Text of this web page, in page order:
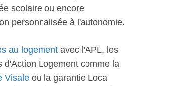
scolaire ou encore
personnalisée à l'autonomie.
au logement avec l'APL, les
d'Action Logement comme la
Visale ou la garantie Loca